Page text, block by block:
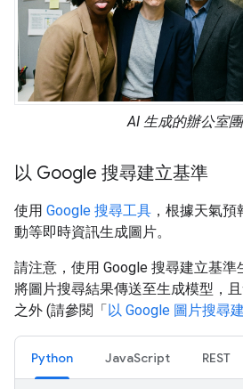
AI 生成的辦公室
以 Google 搜尋建立基準
使用 Google 搜尋工具 ，根據天氣
動等即時資訊生成圖片。
請注意，使用 Google 搜尋建立基
將圖片搜尋結果傳送至生成模型，
之外 (請參閱「 以 Google 圖片搜尋
Python JavaScript REST